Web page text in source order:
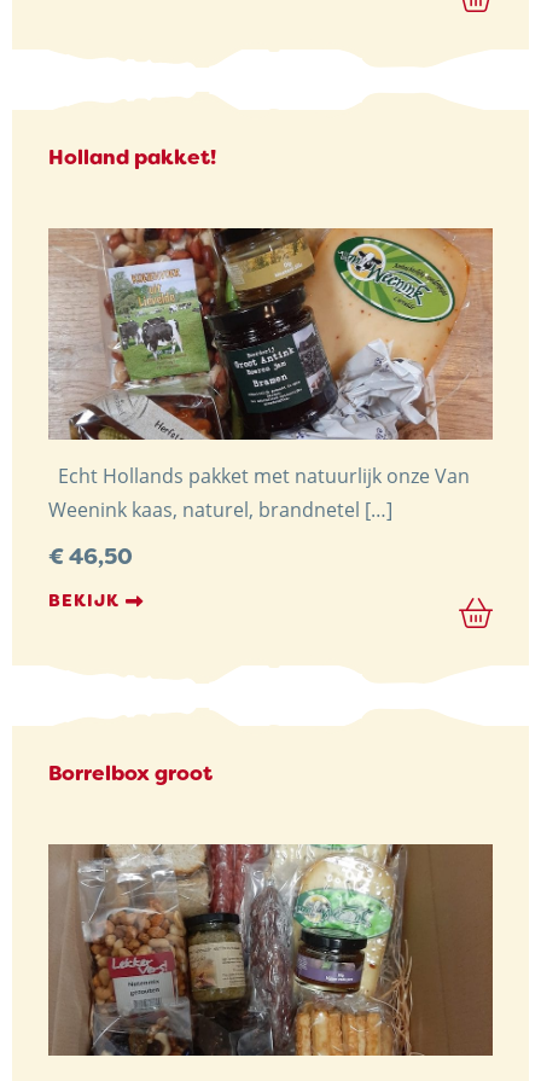
Holland pakket!
Echt Hollands pakket met natuurlijk onze Van
Weenink kaas, naturel, brandnetel […]
€46,50
BEKIJK
Borrelbox groot